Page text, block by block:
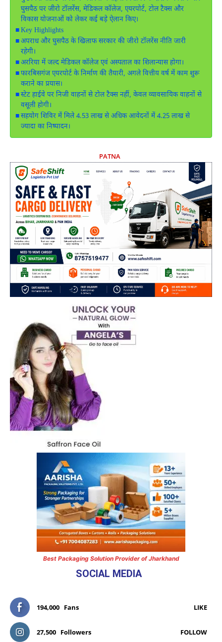
घुसपैठ पर जीरो टॉलरेंस, मेडिकल कॉलेज, एयरपोर्ट, टोल टैक्स और
विकास योजनाओं को लेकर कई बड़े ऐलान किए।
Key Highlights
अपराध और घुसपैठ के खिलाफ सरकार की जीरो टॉलरेंस नीति जारी
रहेगी।
अररिया में जल्द मेडिकल कॉलेज एवं अस्पताल का शिलान्यास होगा।
फारबिसगंज एयरपोर्ट के निर्माण की तैयारी, अगले वित्तीय वर्ष में काम शुरू
कराने का प्रयास।
स्टेट हाईवे पर निजी वाहनों से टोल टैक्स नहीं, केवल व्यावसायिक वाहनों से
वसूली होगी।
सहयोग शिविर में मिले 4.53 लाख से अधिक आवेदनों में 4.25 लाख से
ज्यादा का निष्पादन।
PATNA
Best Packaging Solution Provider of Jharkhand
SOCIAL MEDIA
194,000 Fans LIKE
27,500 Followers FOLLOW